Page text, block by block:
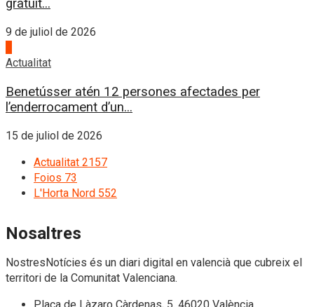
gratuït...
9 de juliol de 2026
Actualitat
Benetússer atén 12 persones afectades per
l’enderrocament d’un...
15 de juliol de 2026
Actualitat 2157
Foios 73
L'Horta Nord 552
Nosaltres
NostresNotícies és un diari digital en valencià que cubreix el
territori de la Comunitat Valenciana.